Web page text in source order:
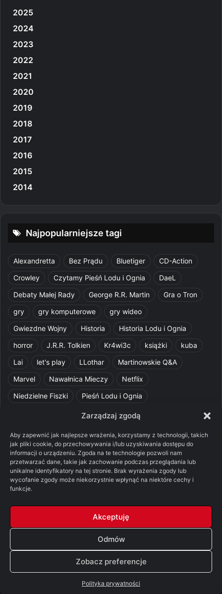
Zarządzaj zgodą
Aby zapewnić jak najlepsze wrażenia, korzystamy z technologii, takich
jak pliki cookie, do przechowywania i/lub uzyskiwania dostępu do
informacji o urządzeniu. Zgoda na te technologie pozwoli nam
przetwarzać dane, takie jak zachowanie podczas przeglądania lub
unikalne identyfikatory na tej stronie. Brak wyrażenia zgody lub
wycofanie zgody może niekorzystnie wpłynąć na niektóre cechy i
funkcje.
Akceptuję
Odmów
Zobacz preferencje
Polityka prywatności
2025
2024
2023
2022
2021
2020
2019
2018
2017
2016
2015
2014
Najpopularniejsze tagi
Alexandretta Bez Prądu Bluetiger
CD-Action
Crowley
Czytamy Pieśń Lodu i Ognia
DaeL
Debaty Małej Rady
George R.R. Martin
Gra o Tron
gry
gry komputerowe
gry wideo
Gwiezdne Wojny
Historia
Historia Lodu i Ognia
horror
J.R.R. Tolkien Kr4wi3c książki
kuba
Lai
let's play LLothar
Martinowskie Q&A
Marvel
Nawałnica Mieczy
Netflix
Niedzielne Fiszki
Pieśń Lodu i Ognia
Pquelim
Pytania do maesterów
recenzja książki
Ród Smoka Silmarillion
SithFrog
Starcie Królów
Star Wars
Szalone Teorie
Tolkienowskie Q&A
Voo
Wieści z Cytadeli
© Copyright 2026, All Rights Reserved | FSGK.PL
Facebook
X YouTubeDiscord